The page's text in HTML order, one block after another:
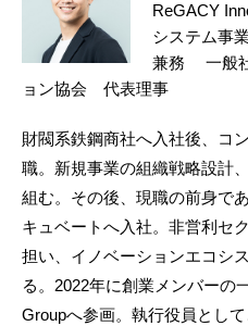
ReGACY
システム事
兼務 一般社
ョン協会 代表理事
財閥系鉄鋼商社へ入社後、コ
職。新規事業の組織戦略設計
組む。その後、現職の前身で
キュベートへ入社。非営利セ
担い、イノベーションエコシ
る。2022年に創業メンバーの
Groupへ参画。執行役員とし